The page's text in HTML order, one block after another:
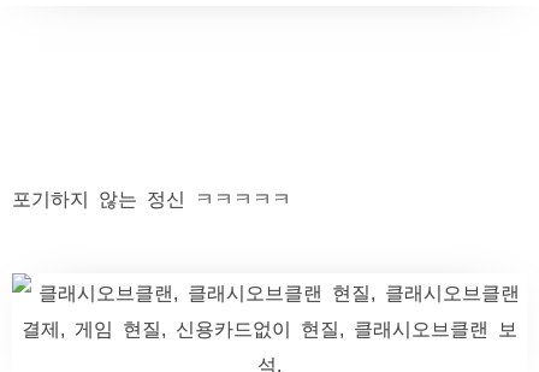
포기하지 않는 정신 ㅋㅋㅋㅋㅋ